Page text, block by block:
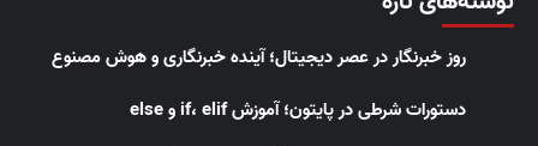
روز خبرنگار در عصر دیجیتال؛ آینده خبرنگاری و هوش مصنوع
دستورات شرطی در پایتون؛ آموزش if، elif و else